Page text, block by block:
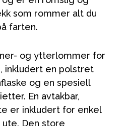
som rommer alt du
farten.
og ytterlommer for
inkludert en polstret
og en spesiell
En avtakbar,
er inkludert for enkel
Den store